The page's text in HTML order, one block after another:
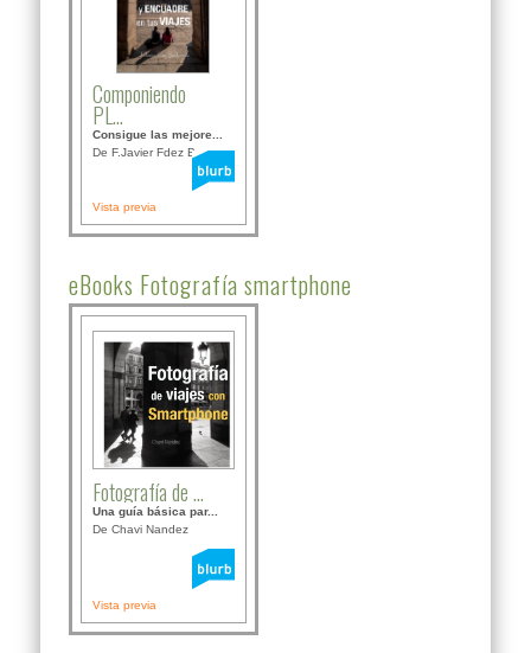
Componiendo
PL...
Consigue las mejore...
De F.Javier Fdez Bor...
Vista previa
eBooks Fotografía smartphone
Fotografía de ...
Una guía básica par...
De Chavi Nandez
Vista previa